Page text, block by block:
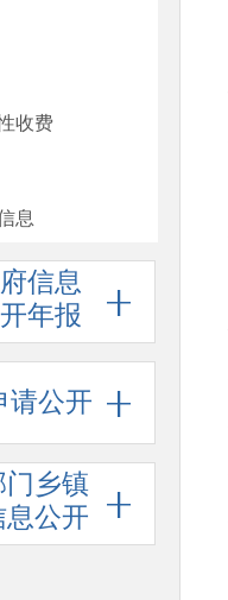
收费
息
议、政协委员
告
开
业单位招考
大风险
信息
年报
请公开
门乡镇
息公开